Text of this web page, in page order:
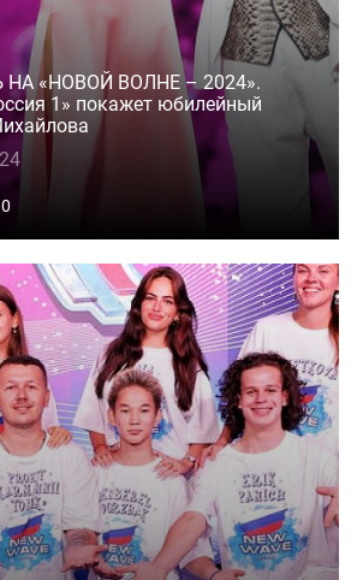
«НОВОЙ ВОЛНЕ – 2024».
1» покажет юбилейный
0